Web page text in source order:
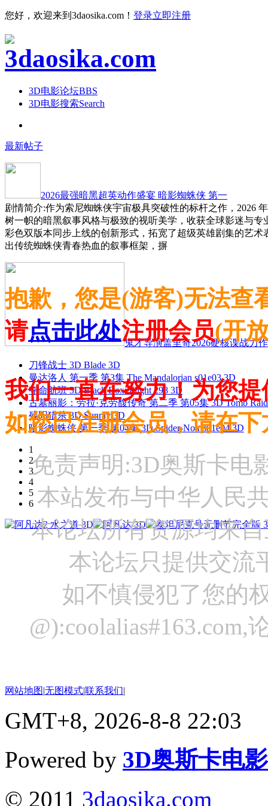
您好，欢迎来到3daosika.com！ 登录立即注册
3D电影论坛BBS
3D电影搜索Search
最新帖子
2026最强暗黑超英动作盛宴 暗影蜘蛛侠 第一
剧情简介:作为索尼蜘蛛侠宇宙极具突破性的标杆之作，2026
树一帜的暗黑叙事风格与极致的视听美学，收获全球影迷与
彩色双版本同步上线的创新形式，拓宽了超级英雄剧集的艺
出传统蜘蛛侠青春热血的叙事框架，摒
鬼才导演盖里奇2026硬核谍战力
刀锋战士 3D Blade 3D
曼达洛人 第一季 第3集 The Mandalorian s01e03 3D
夺命航班 3D Black Box: Flight 298 3D
古墓丽影：劳拉·克劳馥传奇 第二季 第05集 3D Tomb
残阳猎杀 3D Sunray 3D
暗影蜘蛛侠 第一季 第04集 3D Spider-Noir s01e04 3D
1
2
3
4
5
6
抱歉，您是(游客)无法查
请点击此处注册会员(开
我们一直在努力！为您
如您已注册会员，请在
免责声明:3D奥斯卡电
本站发布与中华人民
本论坛所有资源均来
本论坛只提供交流
如不慎侵犯了您的
网站地图|无图模式|联系我们|
GMT+8, 2026-8-8 22:03
Powered by 3D奥斯卡电
© 2011 3daosika.com